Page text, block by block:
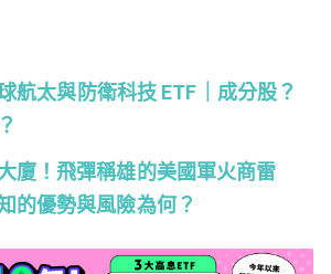
航太與防衛科技 ETF｜成分股？
廈！飛彈稱雄的美國軍火商雷
的優勢與風險為何？